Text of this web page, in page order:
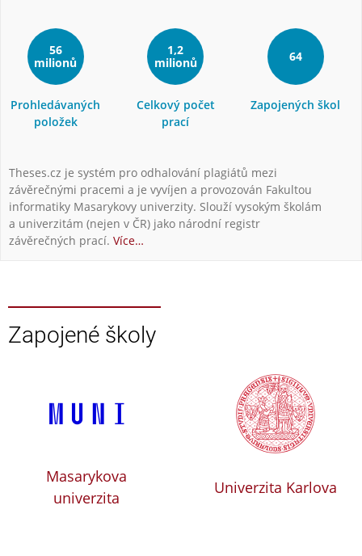
56
milionů
Prohledávaných
položek
1,2
milionů
Celkový počet
prací
64
Zapojených škol
Theses.cz je systém pro odhalování plagiátů mezi
závěrečnými pracemi a je vyvíjen a provozován Fakultou
informatiky Masarykovy univerzity. Slouží vysokým školám
a univerzitám (nejen v ČR) jako národní registr
závěrečných prací. Více…
Zapojené školy
Masarykova
univerzita
Univerzita Karlova